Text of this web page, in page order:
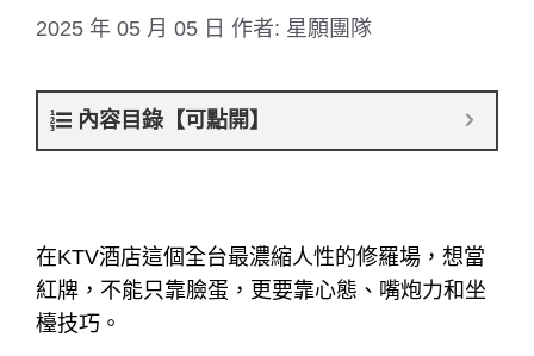
2025 年 05 月 05 日 作者: 星願團隊
內容目錄【可點開】
在KTV酒店這個全台最濃縮人性的修羅場，想當
紅牌，不能只靠臉蛋，更要靠心態、嘴炮力和坐
檯技巧。